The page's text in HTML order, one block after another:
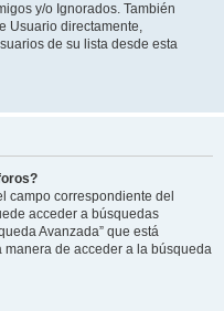
y/o Ignorados. También
Usuario directamente,
de su lista desde esta
campo correspondiente del
acceder a búsquedas
Avanzada” que está
de acceder a la búsqueda